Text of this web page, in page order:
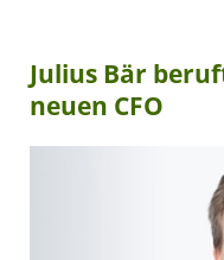
Julius Bär
neuen CFO